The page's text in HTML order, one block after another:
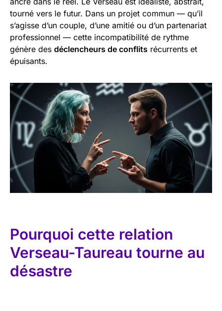
tourné vers le futur. Dans un projet commun — qu’il
s’agisse d’un couple, d’une amitié ou d’un partenariat
professionnel — cette incompatibilité de rythme
génère des déclencheurs de conflits récurrents et
épuisants.
Pourquoi cette relation
Verseau-Taureau tourne au
désastre